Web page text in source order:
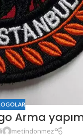
Arma
metindonmez